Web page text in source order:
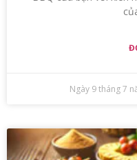
Ngày 9 tháng 7